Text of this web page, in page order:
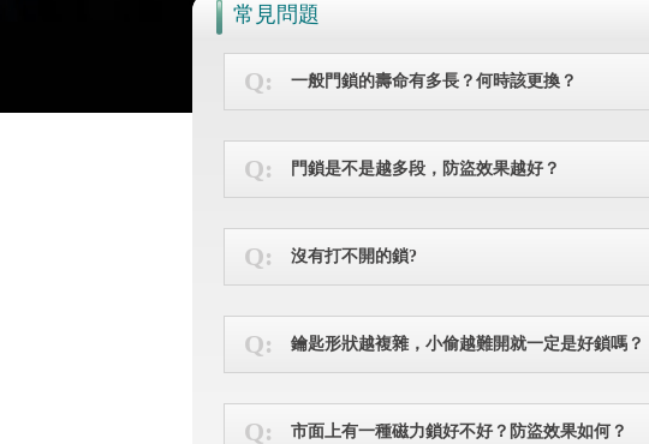
常見問題
一般門鎖的壽命有多長？何時該更換？
門鎖是不是越多段，防盜效果越好？
沒有打不開的鎖?
鑰匙形狀越複雜，小偷越難開就一定是好鎖嗎？
市面上有一種磁力鎖好不好？防盜效果如何？